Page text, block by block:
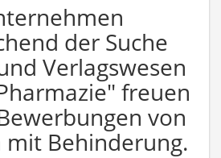
der Suche
Verlagswesen
freuen
von
mit Behinderung.